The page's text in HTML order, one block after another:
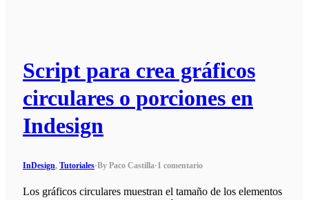
Script para crea gráficos
circulares o porciones en
Indesign
InDesign, Tutoriales·By Paco Castilla·1 comentario
Los gráficos circulares muestran el tamaño de los elementos